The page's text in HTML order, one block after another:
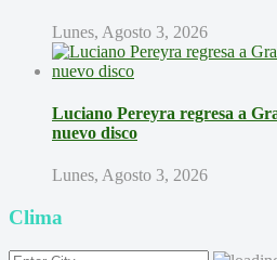
Lunes, Agosto 3, 2026
Luciano Pereyra regresa a
nuevo disco
Lunes, Agosto 3, 2026
Clima